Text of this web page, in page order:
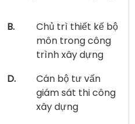
B.
Chủ trì thiết kế bộ
môn trong công
trình xây dựng
D.
Cán bộ tư vấn
giám sát thi công
xây dựng